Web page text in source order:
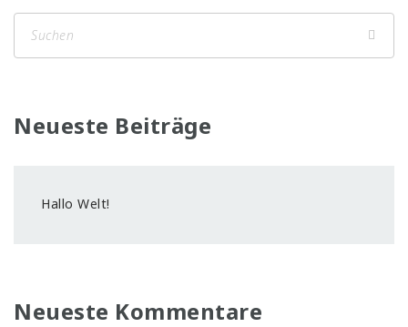
Neueste Beiträge
Hallo Welt!
Neueste Kommentare